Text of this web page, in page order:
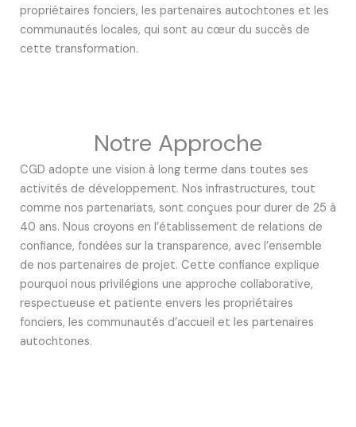
propriétaires fonciers, les partenaires autochtones et les
communautés locales, qui sont au cœur du succès de
cette transformation.
Notre Approche
CGD adopte une vision à long terme dans toutes ses
activités de développement. Nos infrastructures, tout
comme nos partenariats, sont conçues pour durer de 25 à
40 ans. Nous croyons en l’établissement de relations de
confiance, fondées sur la transparence, avec l’ensemble
de nos partenaires de projet. Cette confiance explique
pourquoi nous privilégions une approche collaborative,
respectueuse et patiente envers les propriétaires
fonciers, les communautés d’accueil et les partenaires
autochtones.